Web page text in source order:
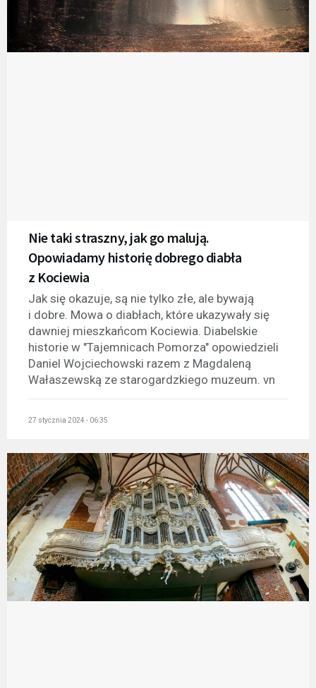
Nie taki straszny, jak go malują.
Opowiadamy historię dobrego diabła
z Kociewia
Jak się okazuje, są nie tylko złe, ale bywają
i dobre. Mowa o diabłach, które ukazywały się
dawniej mieszkańcom Kociewia. Diabelskie
historie w "Tajemnicach Pomorza" opowiedzieli
Daniel Wojciechowski razem z Magdaleną
Wałaszewską ze starogardzkiego muzeum. vn
27 stycznia 2024 - 06:35